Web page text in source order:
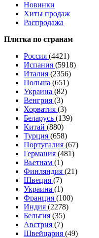
Новинки
Хиты продаж
Распродажа
Плитка по странам
Россия (4421)
Испания (5918)
Италия (2356)
Польша (651)
Украина (82)
Венгрия (3)
Хорватия (3)
Беларусь (139)
Китай (880)
Турция (658)
Португалия (67)
Германия (481)
Вьетнам (1)
Финляндия (21)
Швеция (7)
Украина (1)
Франция (100)
Индия (2278)
Бельгия (35)
Австрия (7)
Швейцария (49)